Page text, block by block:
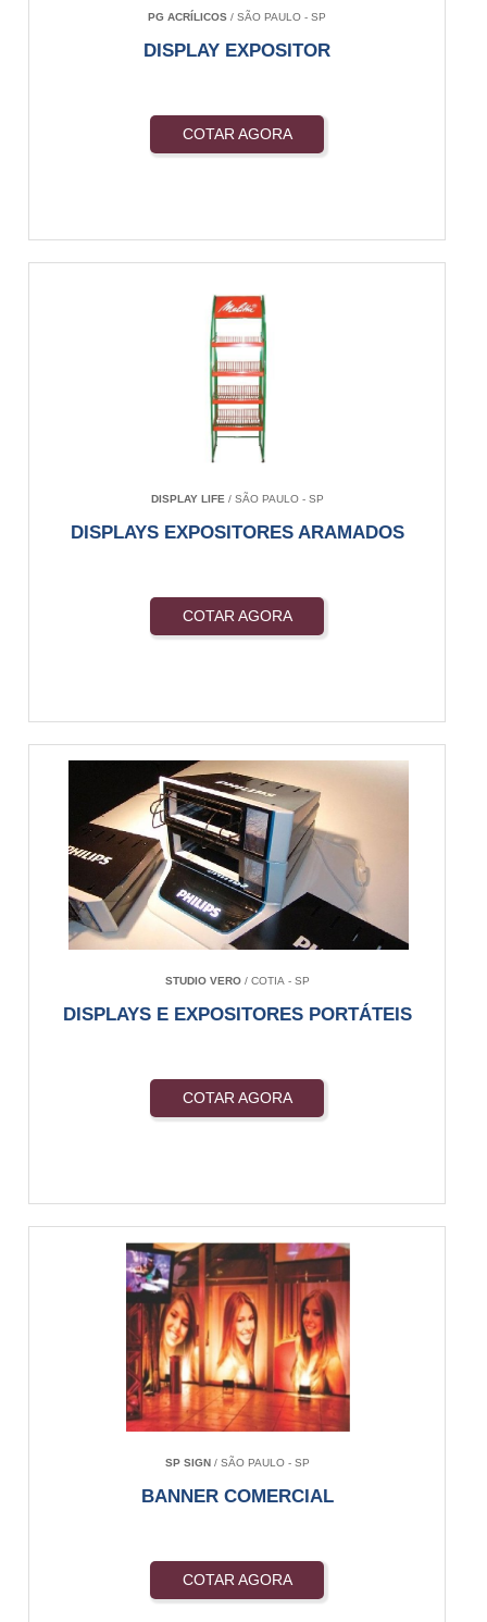
PG ACRÍLICOS / SÃO PAULO - SP
DISPLAY EXPOSITOR
COTAR AGORA
DISPLAY LIFE / SÃO PAULO - SP
DISPLAYS EXPOSITORES ARAMADOS
COTAR AGORA
STUDIO VERO/ COTIA - SP
DISPLAYS E EXPOSITORES PORTÁTEIS
COTAR AGORA
SP SIGN/ SÃO PAULO - SP
BANNER COMERCIAL
COTAR AGORA